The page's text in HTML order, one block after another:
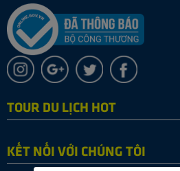
TOUR DU LỊCH HOT
KẾT NỐI VỚI CHÚNG TÔI